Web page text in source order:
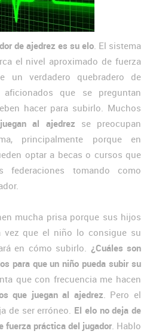
de ajedrez es su elo . El sistema
el nivel aproximado de fuerza
un verdadero quebradero de
que se preguntan
hacer para subirlo. Muchos
al ajedrez se preocupan
principalmente porque en
optar a becas o cursos que
federaciones tomando como
mucha prisa porque sus hijos
vez que el niño lo consigue su
en cómo subirlo. ¿Cuáles son
para que un niño pueda subir su
que con frecuencia me hacen
que juegan al ajedrez . Pero el
de ser erróneo. El elo no deja de
fuerza práctica del jugador. Hablo